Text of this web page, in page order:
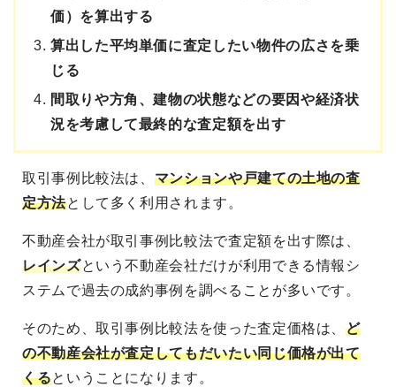
価）を算出する
算出した平均単価に査定したい物件の広さを乗
じる
間取りや方角、建物の状態などの要因や経済状
況を考慮して最終的な査定額を出す
取引事例比較法は、 マンションや戸建ての土地の査
定方法として多く利用されます。
不動産会社が取引事例比較法で査定額を出す際は、
レインズという不動産会社だけが利用できる情報シ
ステムで過去の成約事例を調べることが多いです。
そのため、取引事例比較法を使った査定価格は、ど
の不動産会社が査定してもだいたい同じ価格が出て
くるということになります。